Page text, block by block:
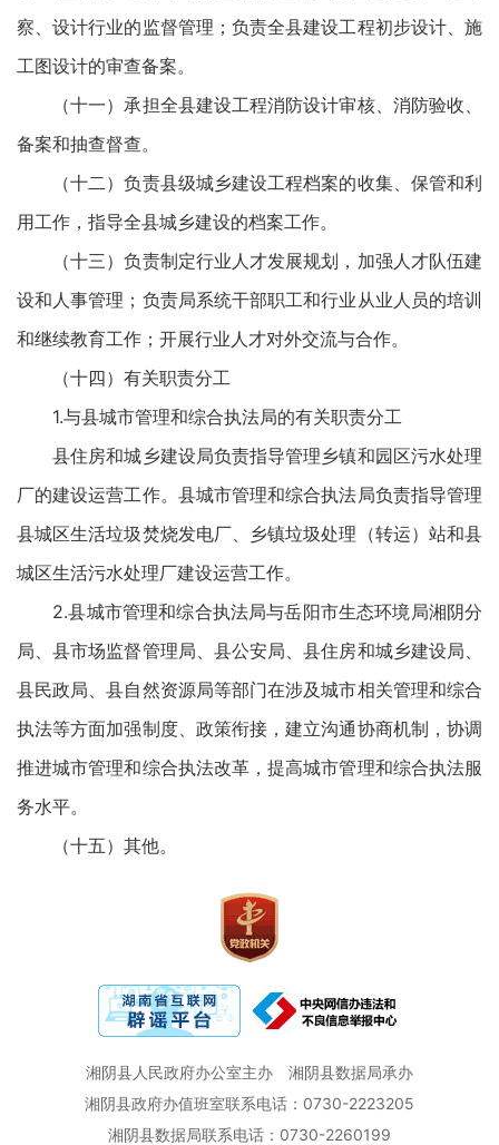
察、设计行业的监督管理；负责全县建设工程初步设计、施
工图设计的审查备案。
（十一）承担全县建设工程消防设计审核、消防验收、
备案和抽查督查。
（十二）负责县级城乡建设工程档案的收集、保管和利
用工作，指导全县城乡建设的档案工作。
（十三）负责制定行业人才发展规划，加强人才队伍建
设和人事管理；负责局系统干部职工和行业从业人员的培训
和继续教育工作；开展行业人才对外交流与合作。
（十四）有关职责分工
1.与县城市管理和综合执法局的有关职责分工
县住房和城乡建设局负责指导管理乡镇和园区污水处理
厂的建设运营工作。县城市管理和综合执法局负责指导管理
县城区生活垃圾焚烧发电厂、乡镇垃圾处理（转运）站和县
城区生活污水处理厂建设运营工作。
2.县城市管理和综合执法局与岳阳市生态环境局湘阴分
局、县市场监督管理局、县公安局、县住房和城乡建设局、
县民政局、县自然资源局等部门在涉及城市相关管理和综合
执法等方面加强制度、政策衔接，建立沟通协商机制，协调
推进城市管理和综合执法改革，提高城市管理和综合执法服
务水平。
（十五）其他。
湘阴县人民政府办公室主办
湘阴县数据局承办
湘阴县政府办值班室联系电话：0730-2223205
湘阴县数据局联系电话：0730-2260199